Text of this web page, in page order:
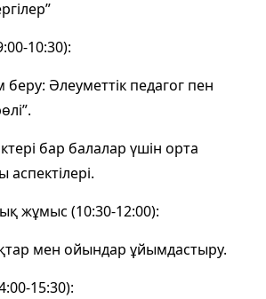
10:30):
беру: Әлеуметтік педагог пен
бар балалар үшін орта
(10:30-12:00):
мен ойындар ұйымдастыру.
15:30):